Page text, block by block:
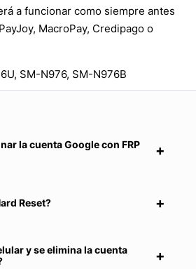
a funcionar como siempre antes
MacroPay, Credipago o
SM-N976, SM-N976B
la cuenta Google con FRP
Reset?
y se elimina la cuenta